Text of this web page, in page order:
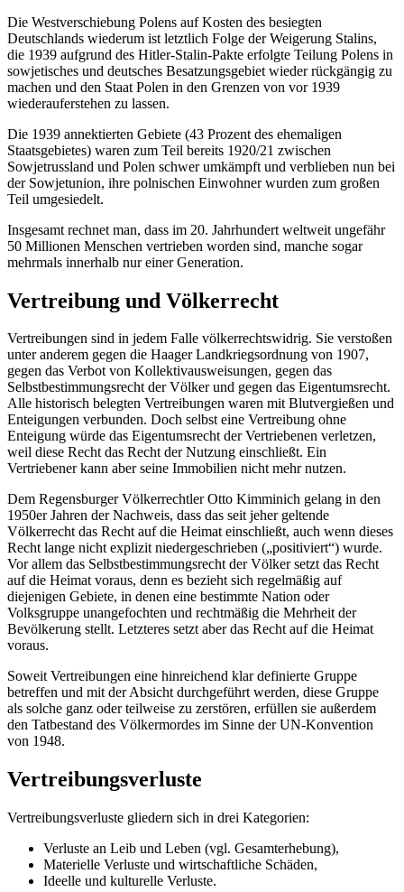
Die Westverschiebung Polens auf Kosten des besiegten
Deutschlands wiederum ist letztlich Folge der Weigerung Stalins,
die 1939 aufgrund des Hitler-Stalin-Pakte erfolgte Teilung Polens in
sowjetisches und deutsches Besatzungsgebiet wieder rückgängig zu
machen und den Staat Polen in den Grenzen von vor 1939
wiederauferstehen zu lassen.
Die 1939 annektierten Gebiete (43 Prozent des ehemaligen
Staatsgebietes) waren zum Teil bereits 1920/21 zwischen
Sowjetrussland und Polen schwer umkämpft und verblieben nun bei
der Sowjetunion, ihre polnischen Einwohner wurden zum großen
Teil umgesiedelt.
Insgesamt rechnet man, dass im 20. Jahrhundert weltweit ungefähr
50 Millionen Menschen vertrieben worden sind, manche sogar
mehrmals innerhalb nur einer Generation.
Vertreibung und Völkerrecht
Vertreibungen sind in jedem Falle völkerrechtswidrig. Sie verstoßen
unter anderem gegen die Haager Landkriegsordnung von 1907,
gegen das Verbot von Kollektivausweisungen, gegen das
Selbstbestimmungsrecht der Völker und gegen das Eigentumsrecht.
Alle historisch belegten Vertreibungen waren mit Blutvergießen und
Enteigungen verbunden. Doch selbst eine Vertreibung ohne
Enteigung würde das Eigentumsrecht der Vertriebenen verletzen,
weil diese Recht das Recht der Nutzung einschließt. Ein
Vertriebener kann aber seine Immobilien nicht mehr nutzen.
Dem Regensburger Völkerrechtler Otto Kimminich gelang in den
1950er Jahren der Nachweis, dass das seit jeher geltende
Völkerrecht das Recht auf die Heimat einschließt, auch wenn dieses
Recht lange nicht explizit niedergeschrieben ( positiviert ) wurde.
Vor allem das Selbstbestimmungsrecht der Völker setzt das Recht
auf die Heimat voraus, denn es bezieht sich regelmäßig auf
diejenigen Gebiete, in denen eine bestimmte Nation oder
Volksgruppe unangefochten und rechtmäßig die Mehrheit der
Bevölkerung stellt. Letzteres setzt aber das Recht auf die Heimat
voraus.
Soweit Vertreibungen eine hinreichend klar definierte Gruppe
betreffen und mit der Absicht durchgeführt werden, diese Gruppe
als solche ganz oder teilweise zu zerstören, erfüllen sie außerdem
den Tatbestand des Völkermordes im Sinne der UN-Konvention
von 1948.
Vertreibungsverluste
Vertreibungsverluste gliedern sich in drei Kategorien:
Verluste an Leib und Leben (vgl. Gesamterhebung),
Materielle Verluste und wirtschaftliche Schäden,
Ideelle und kulturelle Verluste.